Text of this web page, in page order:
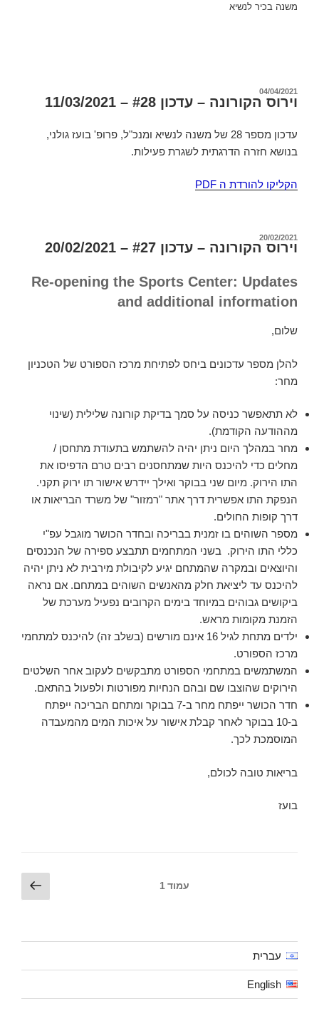
משנה בכיר לנשיא
פורסם
04/04/2021
וירוס הקורונה – עדכון #28 – 11/03/2021
עדכון מספר 28 של משנה לנשיא ומנכ"ל, פרופ' בועז גולני,
בנושא חזרה הדרגתית לשגרת פעילות.
הקליקו להורדת ה PDF
פורסם
20/02/2021
וירוס הקורונה – עדכון #27 – 20/02/2021
Re-opening the Sports Center: Updates
and additional information
שלום,
להלן מספר עדכונים ביחס לפתיחת מרכז הספורט של הטכניון
מחר:
לא תתאפשר כניסה על סמך בדיקת קורונה שלילית (שינוי
מההודעה הקודמת).
מחר במהלך היום ניתן יהיה להשתמש בתעודת מתחסן /
מחלים כדי להיכנס היות שמתחסנים רבים טרם הדפיסו את
התו הירוק. מיום שני בבוקר ואילך יידרש אישור תו ירוק תקני.
הנפקת התו אפשרית דרך אתר "רמזור" של משרד הבריאות או
דרך קופות החולים.
מספר השוהים בו זמנית בבריכה ובחדר הכושר מוגבל עפ"י
כללי התו הירוק. בשני המתחמים תתבצע ספירה של הנכנסים
והיוצאים ובמקרה שהמתחם יגיע לקיבולת מירבית לא ניתן יהיה
להיכנס עד ליציאת חלק מהאנשים השוהים במתחם. אם נראה
ביקושים גבוהים במיוחד בימים הקרובים נפעיל מערכת של
הזמנת מקומות מראש.
ילדים מתחת לגיל 16 אינם מורשים (בשלב זה) להיכנס למתחמי
מרכז הספורט.
המשתמשים במתחמי הספורט מתבקשים לעקוב אחר השלטים
הירוקים שהוצבו שם ובהם הנחיות מפורטות ולפעול בהתאם.
חדר הכושר ייפתח מחר ב-7 בבוקר ומתחם הבריכה ייפתח
ב-10 בבוקר לאחר קבלת אישור על איכות המים מהמעבדה
המוסמכת לכך.
בריאות טובה לכולם,
בועז
עמוד1
עמוד
הבא
עברית
English